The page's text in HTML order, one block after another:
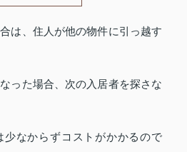
は、住人が他の物件に引っ越す
った場合、次の入居者を探さな
少なからずコストがかかるので